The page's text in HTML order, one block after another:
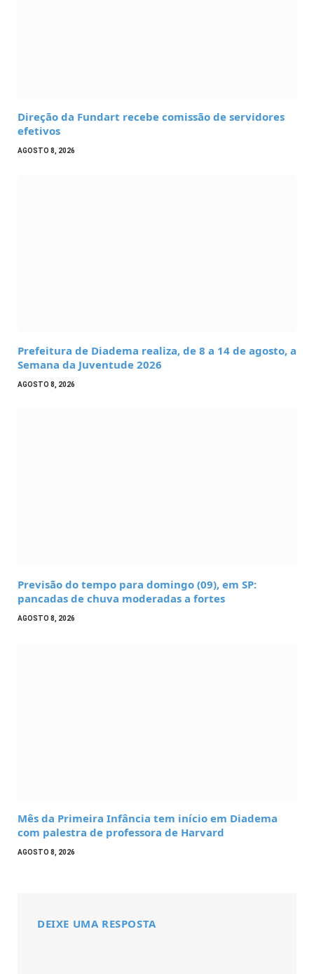
Direção da Fundart recebe comissão de servidores
efetivos
AGOSTO 8, 2026
Prefeitura de Diadema realiza, de 8 a 14 de agosto, a
Semana da Juventude 2026
AGOSTO 8, 2026
Previsão do tempo para domingo (09), em SP:
pancadas de chuva moderadas a fortes
AGOSTO 8, 2026
Mês da Primeira Infância tem início em Diadema
com palestra de professora de Harvard
AGOSTO 8, 2026
DEIXE UMA RESPOSTA